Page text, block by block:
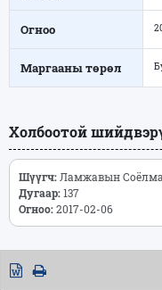
Огноо
Маргааны төрөл
Холбоотой
Шүүгч: Ламжавын
Дугаар:137
Огноо:2017-02-06